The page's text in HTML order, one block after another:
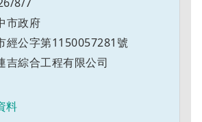
市政府
經公字第1150057281號
吉綜合工程有限公司
料